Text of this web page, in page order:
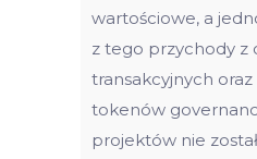
wartościowe, a
z tego przychody z
transakcyjnych oraz
tokenów
projektów nie